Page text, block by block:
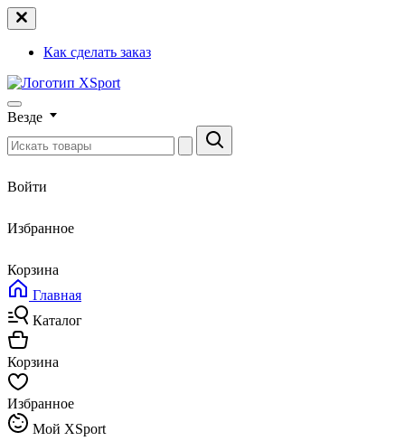
Как сделать заказ
Везде
Войти
Избранное
Корзина
Главная
Каталог
Корзина
Избранное
Мой XSport